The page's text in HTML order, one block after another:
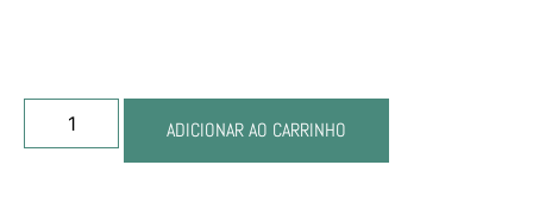
ADICIONAR AO CARRINHO